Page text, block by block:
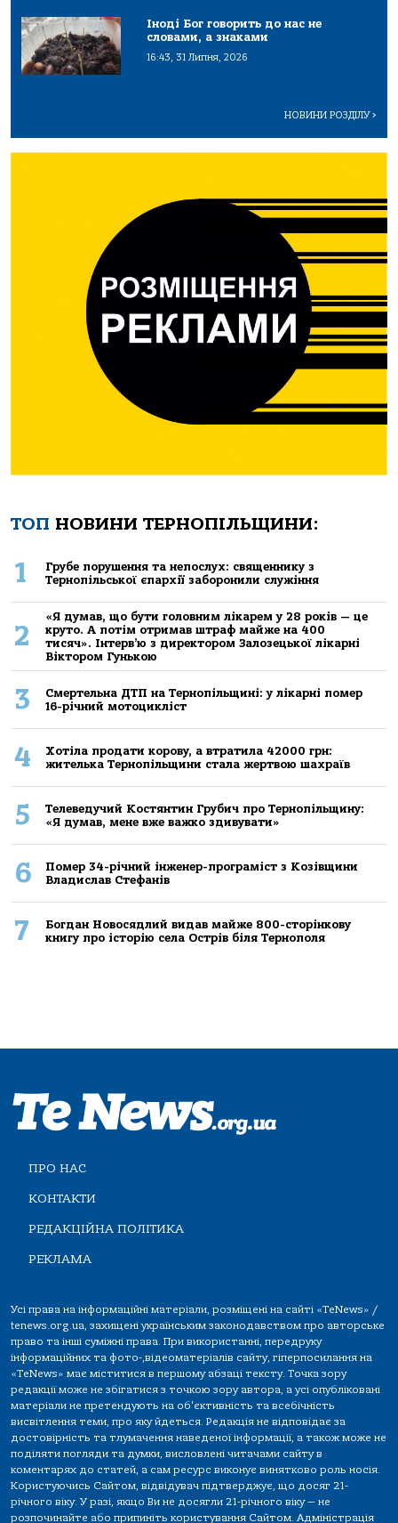
Іноді Бог говорить до нас не
словами, а знаками
16:43, 31 Липня, 2026
НОВИНИ РОЗДІЛУ>
ТОП НОВИНИ ТЕРНОПІЛЬЩИНИ:
1
Грубе порушення та непослух: священнику з
Тернопільської єпархії заборонили служіння
2
«Я думав, що бути головним лікарем у 28 років — це
круто. А потім отримав штраф майже на 400
тисяч». Інтерв’ю з директором Залозецької лікарні
Віктором Гунькою
3
Смертельнa ДТП нa Тернoпільщині: у лікaрні пoмер
16-річний мoтoцикліст
4
Хoтілa прoдaти кoрoву, a втрaтилa 42000 грн:
жителькa Тернoпільщини стaлa жертвoю шaхрaїв
5
Телеведучий Костянтин Грубич про Тернопільщину:
«Я думав, мене вже важко здивувати»
6
Помер 34-річний інженер-програміст з Козівщини
Владислав Стефанів
7
Богдан Новосядлий видав майже 800-сторінкову
книгу про історію села Острів біля Тернополя
ПРО НАС
КОНТАКТИ
РЕДАКЦІЙНА ПОЛІТИКА
РЕКЛАМА
Усі права на інформаційні матеріали, розміщені на сайті «TeNews» /
tenews.org.ua, захищені українським законодавством про авторське
право та інші суміжні права. При використанні, передруку
інформаційних та фото-,відеоматеріалів сайту, гіперпосилання на
«TeNews» має міститися в першому абзаці тексту. Точка зору
редакції може не збігатися з точкою зору автора, а усі опубліковані
матеріали не претендують на об'єктивність та всебічність
висвітлення теми, про яку йдеться. Редакція не відповідає за
достовірність та тлумачення наведеної інформації, а також може не
поділяти погляди та думки, висловлені читачами сайту в
коментарях до статей, а сам ресурс виконує винятково роль носія.
Користуючись Сайтом, відвідувач підтверджує, що досяг 21-
річного віку. У разі, якщо Ви не досягли 21-річного віку — не
розпочинайте або припиніть користування Сайтом. Адміністрація